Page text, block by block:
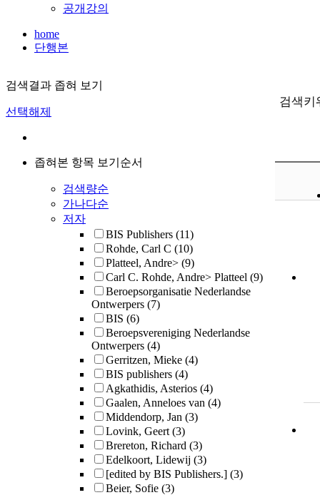
공개강의
home
단행본
검색결과 좁혀 보기
선택해제
좁혀본 항목 보기순서
검색량순
가나다순
저자
BIS Publishers (11)
Rohde, Carl C (10)
Platteel, Andre> (9)
Carl C. Rohde, Andre> Platteel (9)
Beroepsorganisatie Nederlandse
Ontwerpers (7)
BIS (6)
Beroepsvereniging Nederlandse
Ontwerpers (4)
Gerritzen, Mieke (4)
BIS publishers (4)
Agkathidis, Asterios (4)
Gaalen, Anneloes van (4)
Middendorp, Jan (3)
Lovink, Geert(3)
Brereton, Richard (3)
Edelkoort, Lidewij (3)
[edited by BIS Publishers.] (3)
Beier, Sofie (3)
검색키